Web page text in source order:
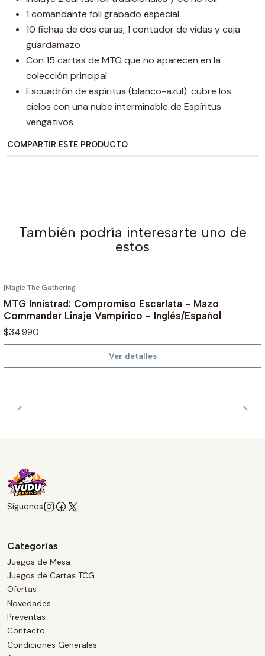
1 comandante foil grabado especial
10 fichas de dos caras, 1 contador de vidas y caja
guardamazo
Con 15 cartas de MTG que no aparecen en la
colección principal
Escuadrón de espíritus (blanco-azul): cubre los
cielos con una nube interminable de Espíritus
vengativos
COMPARTIR ESTE PRODUCTO
También podría interesarte uno de
estos
|Magic The Gathering
MTG Innistrad: Compromiso Escarlata - Mazo
Commander Linaje Vampírico - Inglés/Español
$34.990
Ver detalles
Síguenos
Categorías
Juegos de Mesa
Juegos de Cartas TCG
Ofertas
Novedades
Preventas
Contacto
Condiciones Generales